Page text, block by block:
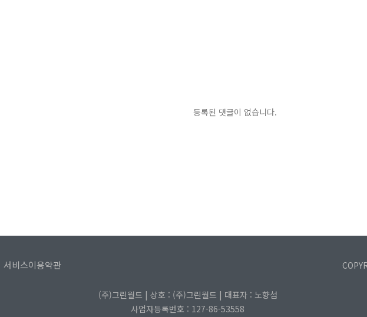
등록된 댓글이 없습니다.
서비스이용약관
(주)그린월드 | 상호 : (주)그린월드 | 대표자 : 노향섭
사업자등록번호 : 127-86-53558